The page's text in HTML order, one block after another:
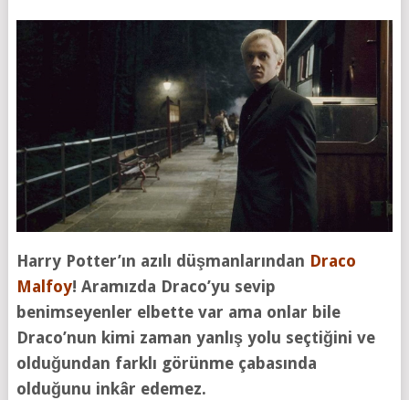
Harry Potter’ın azılı düşmanlarından Draco
Malfoy! Aramızda Draco’yu sevip
benimseyenler elbette var ama onlar bile
Draco’nun kimi zaman yanlış yolu seçtiğini ve
olduğundan farklı görünme çabasında
olduğunu inkâr edemez.